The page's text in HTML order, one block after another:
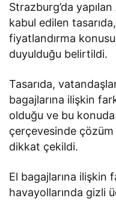
Strazburg’da
kabul edilen
fiyatlandırma
duyulduğu belirtildi.
Tasarıda,
bagajlarına ilişkin
olduğu ve bu
çerçevesinde
dikkat çekildi.
El bagajlarına ilişkin
havayollarında gizli